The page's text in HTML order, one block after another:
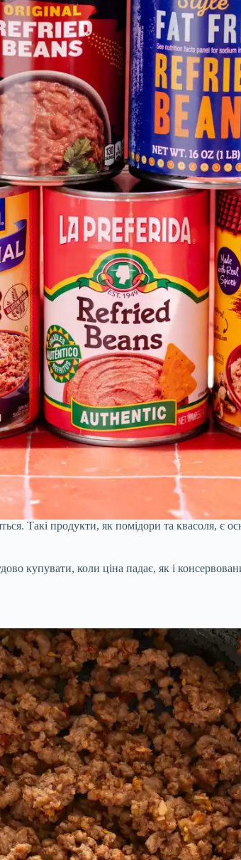
Такі продукти, як помідори та квасоля, є
купувати, коли ціна падає, як і